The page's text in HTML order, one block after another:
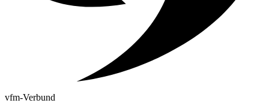
vfm-Verbund